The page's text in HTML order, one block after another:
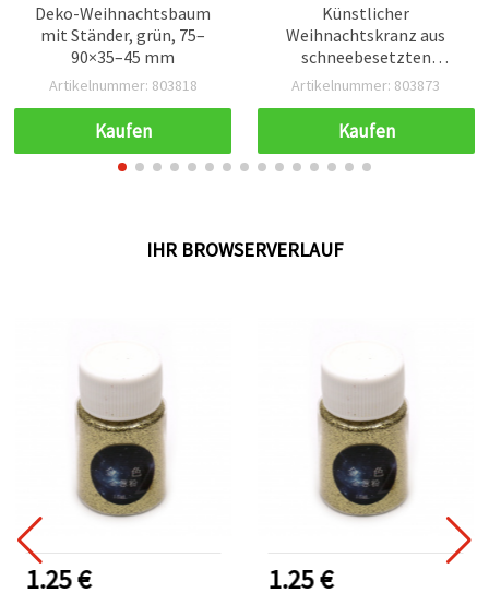
Deko-Weihnachtsbaum
mit Ständer, grün, 75–
90×35–45 mm
Artikelnummer: 803818
Kaufen
Künstlicher
Weihnachtskranz aus
schneebesetzten
Kiefernzweigen mit
25 cm
Artikelnummer: 803873
Kaufen
IHR BROWSERVERLAUF
1.25 € 1.25 €